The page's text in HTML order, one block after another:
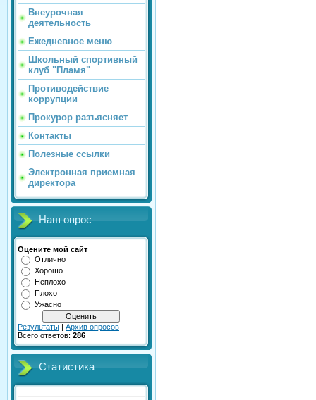
Внеурочная
деятельность
Ежедневное меню
Школьный спортивный
клуб "Пламя"
Противодействие
коррупции
Прокурор разъясняет
Контакты
Полезные ссылки
Электронная приемная
директора
Наш опрос
Оцените мой сайт
Отлично
Хорошо
Неплохо
Плохо
Ужасно
Результаты | Архив опросов
Всего ответов: 286
Статистика